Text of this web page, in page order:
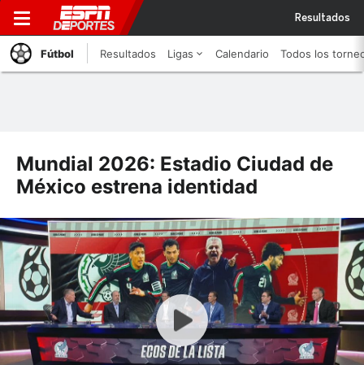
Resultados
Fútbol Resultados Ligas Calendario Todos los
Mundial 2026: Estadio Ciudad de
México estrena identidad